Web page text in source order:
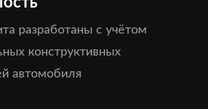
разработаны с учётом
конструктивных
автомобиля